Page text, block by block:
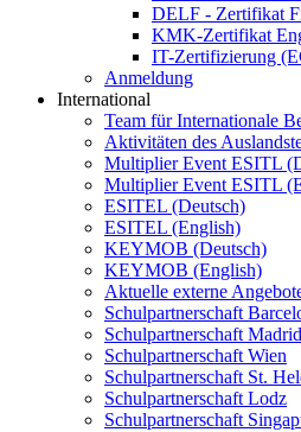
DELF - Zertifikat
KMK-Zertifikat
IT-Zertifizierung
Anmeldung
International
Team für Internationale
Aktivitäten des
Multiplier Event ESITL
Multiplier Event ESITL
ESITEL (Deutsch)
ESITEL (English)
KEYMOB (Deutsch)
KEYMOB (English)
Aktuelle externe
Schulpartnerschaft
Schulpartnerschaft Madrid
Schulpartnerschaft Wien
Schulpartnerschaft St.
Schulpartnerschaft Lodz
Schulpartnerschaft